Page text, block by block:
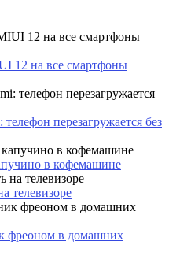
12 на все смартфоны
перезагружается без
в кофемашине
телевизоре
фреоном в домашних